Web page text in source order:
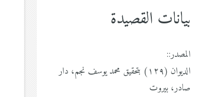
بيانات القصيدة
المصدر::
الديوان (١٢٩) بتحقيق محمد يوسف نجم، دار
صادر، بيروت